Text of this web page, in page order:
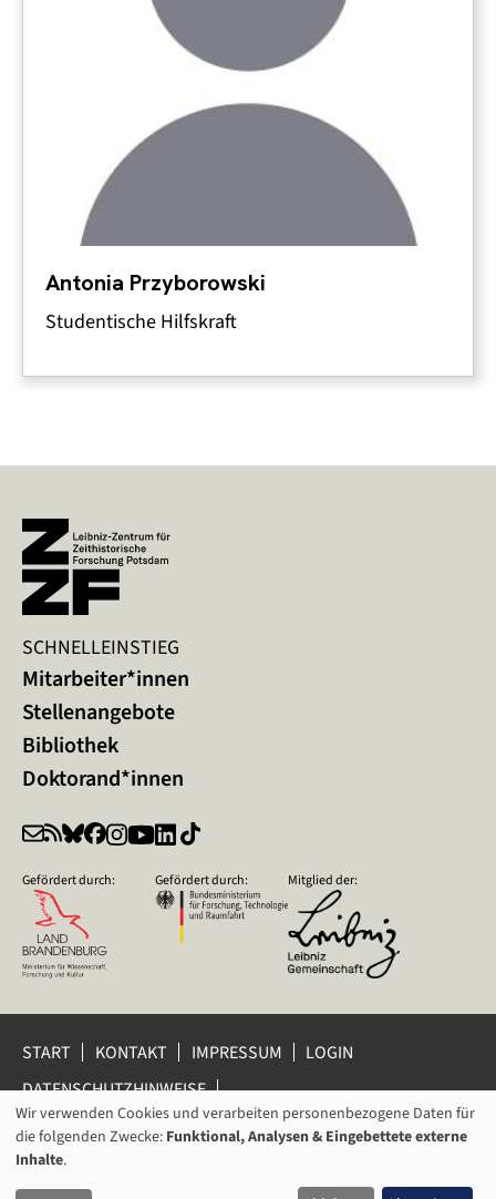
Antonia Przyborowski
Studentische Hilfskraft
SCHNELLEINSTIEG
Mitarbeiter*innen
Stellenangebote
Bibliothek
Doktorand*innen
Gefördert durch: Gefördert durch: Mitglied der:
START KONTAKT IMPRESSUM
LOGIN
DATENSCHUTZHINWEISE
DATENSCHUTZ-EINSTELLUNGEN
HINWEISGEBERSCHUTZ
VERWENDUNG
VON
Wir verwenden Cookies und verarbeiten personenbezogene Daten für
die folgenden Zwecke: Funktional, Analysen & Eingebettete externe
Inhalte.